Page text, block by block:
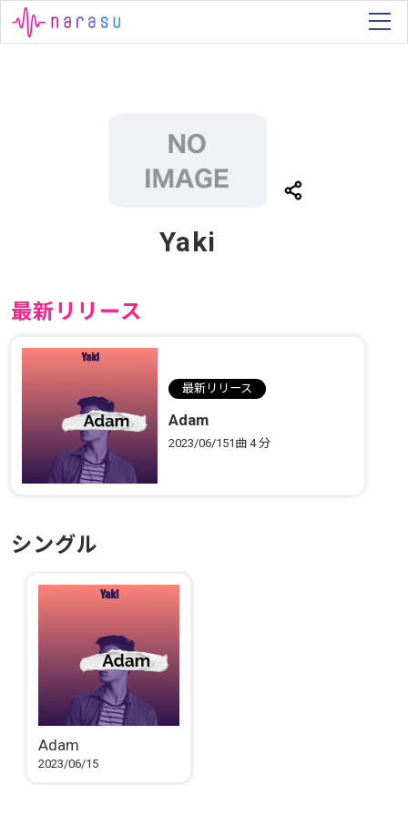
Yaki
最新リリース
最新リリース
Adam
2023/06/151曲4 分
シングル
Adam
2023/06/15